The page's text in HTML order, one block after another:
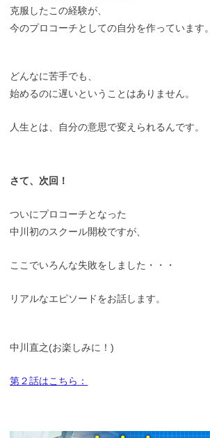
克服したこの経験が、
今のプロコーチとしての自分を作っています。
どんなに苦手でも、
始めるのに遅いということはありません。
人生とは、自分の意思で変えられるんです。
さて、次回！
ついにプロコーチとなった
中川初のスクール開校ですが、
ここでいろんな失敗をしました・・・
リアルなエピソードをお話します。
中川直之(お楽しみに！)
第２話はこちら：